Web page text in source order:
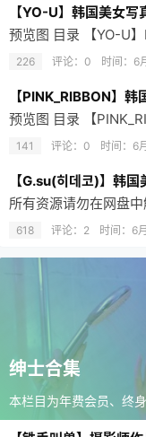
【YO-U】韩国美女
预览图 目录 【YO-U
226 评论：0 时间： 6
【PINK_RIBBON】
141 评论：0 时间： 6
【G.su(히데코)】韩
618 评论：2 时间： 6
绅士合集
本栏目为年费会员、终